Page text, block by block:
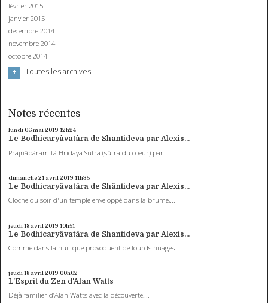
février 2015
janvier 2015
décembre 2014
novembre 2014
octobre 2014
Toutes les archives
Notes récentes
lundi 06mai 2019 12h24
Le Bodhicaryâvatâra de Shantideva par Alexis...
Prajnâpâramitâ Hridaya Sutra (sûtra du coeur) par...
dimanche 21 avril 2019 11h35
Le Bodhicaryâvatâra de Shântideva par Alexis...
Cloche du soir d'un temple enveloppé dans la brume,...
jeudi 18 avril 2019 10h51
Le Bodhicaryâvatâra de Shantideva par Alexis...
Comme dans la nuit que provoquent de lourds nuages...
jeudi 18 avril 2019 00h02
L'Esprit du Zen d'Alan Watts
Déjà familier d’Alan Watts avec la découverte,...